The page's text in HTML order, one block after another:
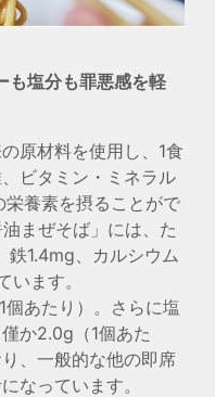
も塩分も罪悪感を軽
原材料を使用し、1食
ビタミン・ミネラル
養素を摂ることがで
まぜそば」には、た
鉄1.4mg、カルシウム
ます。
あたり）。さらに塩
か2.0g（1個あた
、一般的な他の即席
なっています。